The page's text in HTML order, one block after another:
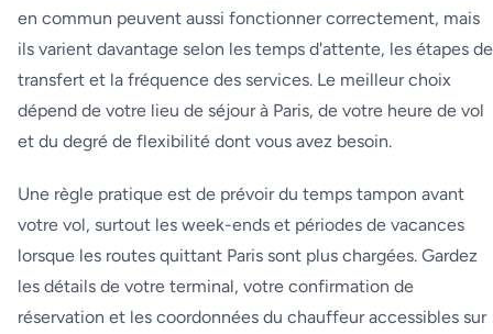
en commun peuvent aussi fonctionner correctement, mais
ils varient davantage selon les temps d'attente, les étapes de
transfert et la fréquence des services. Le meilleur choix
dépend de votre lieu de séjour à Paris, de votre heure de vol
et du degré de flexibilité dont vous avez besoin.
Une règle pratique est de prévoir du temps tampon avant
votre vol, surtout les week-ends et périodes de vacances
lorsque les routes quittant Paris sont plus chargées. Gardez
les détails de votre terminal, votre confirmation de
réservation et les coordonnées du chauffeur accessibles sur